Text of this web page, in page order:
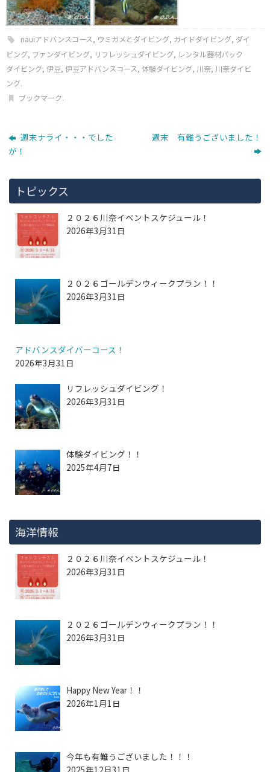
nauiアドバンスコース, ウミガメとダイビング, ガイドダイビング, ダイ
ビング, ファンダイビング, リフレッシュダイビング, レンタル器材パック
ダイビング, 伊豆, 伊豆アドバンスコース, 体験ダイビング, 川奈, 川奈ダイビ
ング.
ブックマーク.
週末ナライ・・・でした
が！
週末 有難うございました！
トピックス
２０２６川奈イベントスケジュール！
2026年3月31日
２０２６ゴールデンウィークプラン！！
2026年3月31日
アドバンスダイバーコース！
2026年3月31日
リフレッシュダイビング！
2026年3月31日
体験ダイビング！！
2025年4月7日
海洋情報
２０２６川奈イベントスケジュール！
2026年3月31日
２０２６ゴールデンウィークプラン！！
2026年3月31日
Happy New Year！！
2026年1月1日
今年も有難うございました！！！
2025年12月31日